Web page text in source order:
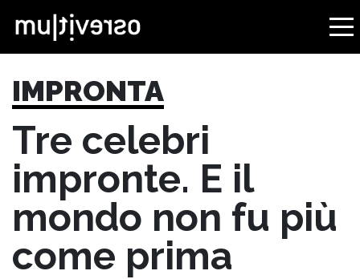
IMPRONTA
Tre celebri
impronte. E il
mondo non fu più
come prima